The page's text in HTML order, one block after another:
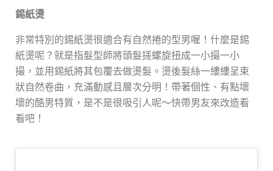
錫紙燙
非常特別的錫紙燙很適合有自然捲的型男喔！什麼是錫
紙燙呢？就是指髮型師將頭髮搓螺旋扭成一小撮一小
撮，並用錫紙將其包覆去做燙髮。燙後髮絲一縷縷呈束
狀自然卷曲，充滿動感且層次分明！ 帶著個性、有點壞
壞的酷男特質，是不是很吸引人呢～快帶男友來改造看
看吧！